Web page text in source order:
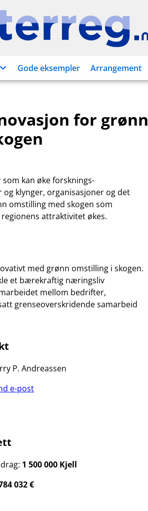
Interreg.no
Gode eksempler Arrangement
for grønn
kan øke forsknings-
klynger, organisasjoner og det
omstilling med skogen som
attraktivitet økes.
med grønn omstilling i skogen.
et bærekraftig næringsliv
mellom bedrifter,
grenseoverskridende samarbeid
P. Andreassen
e-post
1 500 000 Kjell
032 €